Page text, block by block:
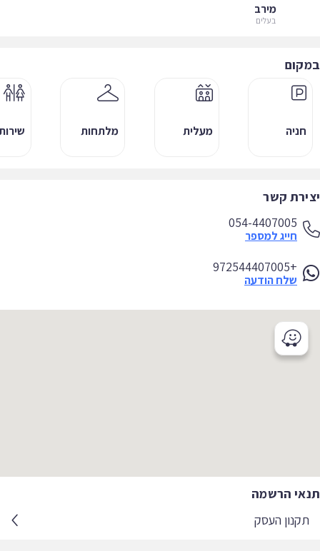
מירב
בעלים
חניה מעלית מלתחות שירותים
קשר
054-4407005
חייג למספר
+972544407005
שלח הודעה
הרשמה
תקנון העסק